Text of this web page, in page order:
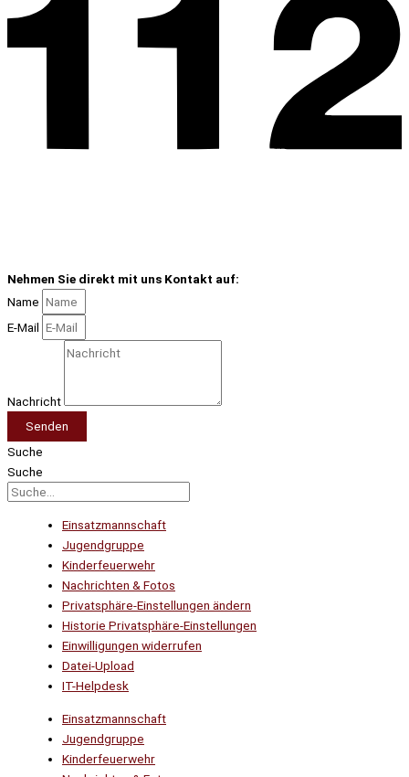
Nehmen Sie direkt mit uns Kontakt auf:
Name
E-Mail
Nachricht
Senden
Suche
Suche
Einsatzmannschaft
Jugendgruppe
Kinderfeuerwehr
Nachrichten & Fotos
Privatsphäre-Einstellungen ändern
Historie Privatsphäre-Einstellungen
Einwilligungen widerrufen
Datei-Upload
IT-Helpdesk
Einsatzmannschaft
Jugendgruppe
Kinderfeuerwehr